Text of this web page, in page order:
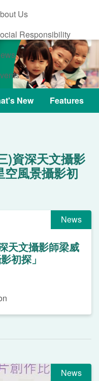
Us
Responsibility
Us
New Features
)資深天文攝影
空風景攝影初
News
天文攝影師梁威
初探」
News